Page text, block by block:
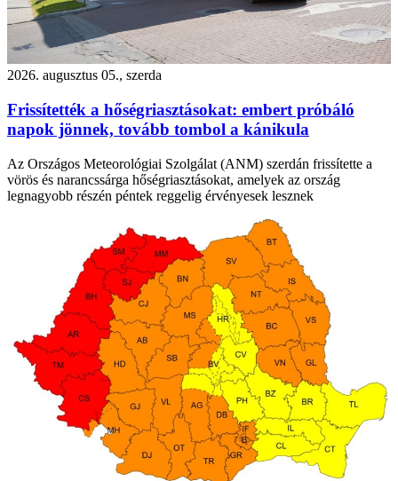
2026. augusztus 05., szerda
Frissítették a hőségriasztásokat: embert próbáló
napok jönnek, tovább tombol a kánikula
Az Országos Meteorológiai Szolgálat (ANM) szerdán frissítette a
vörös és narancssárga hőségriasztásokat, amelyek az ország
legnagyobb részén péntek reggelig érvényesek lesznek